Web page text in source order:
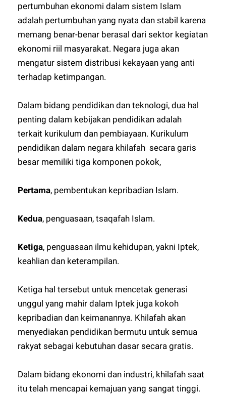
pertumbuhan ekonomi dalam sistem Islam
adalah pertumbuhan yang nyata dan stabil karena
memang benar-benar berasal dari sektor kegiatan
ekonomi riil masyarakat. Negara juga akan
mengatur sistem distribusi kekayaan yang anti
terhadap ketimpangan.
Dalam bidang pendidikan dan teknologi, dua hal
penting dalam kebijakan pendidikan adalah
terkait kurikulum dan pembiayaan. Kurikulum
pendidikan dalam negara khilafah secara garis
besar memiliki tiga komponen pokok,
Pertama, pembentukan kepribadian Islam.
Kedua, penguasaan, tsaqafah Islam.
Ketiga, penguasaan ilmu kehidupan, yakni Iptek,
keahlian dan keterampilan.
Ketiga hal tersebut untuk mencetak generasi
unggul yang mahir dalam Iptek juga kokoh
kepribadian dan keimanannya. Khilafah akan
menyediakan pendidikan bermutu untuk semua
rakyat sebagai kebutuhan dasar secara gratis.
Dalam bidang ekonomi dan industri, khilafah saat
itu telah mencapai kemajuan yang sangat tinggi.